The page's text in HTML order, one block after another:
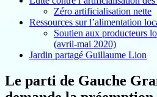
Zéro artificialisation nette
Ressources sur l’alimentation
Soutien aux producteurs
(avril-mai 2020)
Jardin partagé Guillaume Lion
Le parti de Gauche